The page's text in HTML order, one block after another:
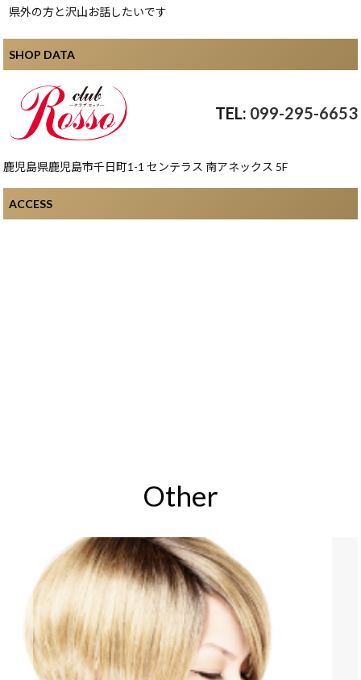
県外の方と沢山お話したいです
SHOP DATA
099-295-6653
鹿児島県鹿児島市千日町1-1 センテラス 南アネックス 5F
ACCESS
Other